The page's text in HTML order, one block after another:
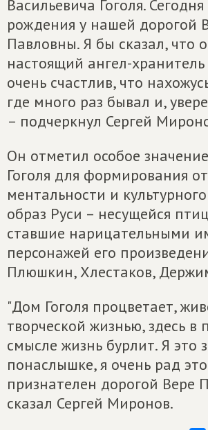
Васильевича Гоголя.
рождения у нашей дорогой
Павловны. Я бы сказал, что
настоящий ангел-
очень счастлив, что
где много раз бывал и,
– подчеркнул Сергей
Он отметил особое
Гоголя для формирования
ментальности и
образ Руси – несущейся
ставшие нарицательными
персонажей его
Плюшкин, Хлестаков,
"Дом Гоголя процветает,
творческой жизнью, здесь в
смысле жизнь бурлит. Я это
понаслышке, я очень рад
признателен дорогой Вере
сказал Сергей Миронов.